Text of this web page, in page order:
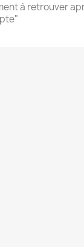
à retrouver